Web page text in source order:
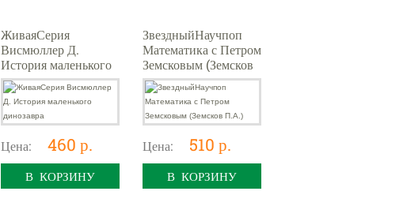
ЖиваяСерия
Висмюллер Д.
История маленького
динозавра
Цена: 460 р.
В КОРЗИНУ
ЗвездныйНаучпоп
Математика с Петром
Земсковым (Земсков
П.А.)
Цена: 510 р.
В КОРЗИНУ